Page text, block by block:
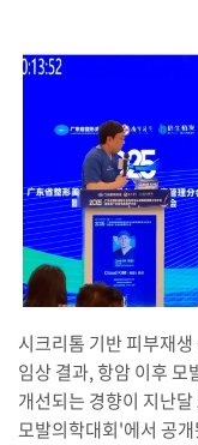
시크리톰 기반 피부재
임상 결과, 항암 이후
개선되는 경향이 지난
모발의학대회'에서 공